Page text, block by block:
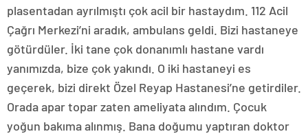
plasentadan ayrılmıştı çok acil bir hastaydım. 112 Acil
Çağrı Merkezi’ni aradık, ambulans geldi. Bizi hastaneye
götürdüler. İki tane çok donanımlı hastane vardı
yanımızda, bize çok yakındı. O iki hastaneyi es
geçerek, bizi direkt Özel Reyap Hastanesi’ne getirdiler.
Orada apar topar zaten ameliyata alındım. Çocuk
yoğun bakıma alınmış. Bana doğumu yaptıran doktor